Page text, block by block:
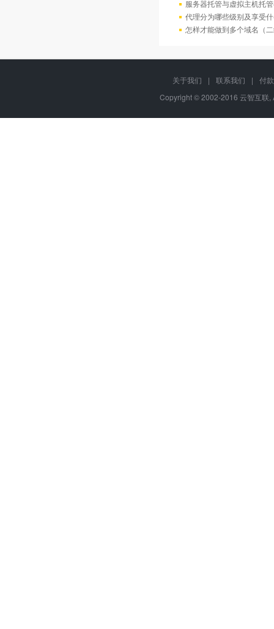
服务器托管与虚拟主机托
代理分为哪些级别及享受
怎样才能做到多个域名（
关于我们 | 联系我们 |
付
Copyright © 2002-2016 云智互